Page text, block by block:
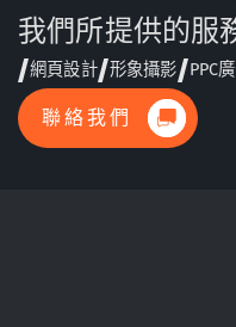
我們所提供的服
網頁設計 形象攝影 PPC
聯絡我們